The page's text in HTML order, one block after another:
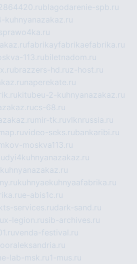
blagodarenie-spb.ru
kuhnyanazakaz.ru
fabrikayfabrikaefabrika.ru
113.rubiletnadom.ru
brazzers-hd.ruz-host.ru
naperekate.ru
kitubeu-2-kuhnyanazakaz.ru
cs-68.ru
mir-tk.ruvlknrussia.ru
video-seks.rubankaribi.ru
moskva113.ru
kuhnyaekuhnyaafabrika.ru
e-abis1c.ru
kts-services.rudark-sand.ru
x-legion.rusib-archives.ru
venda-festival.ru
lab-msk.ru1-mus.ru